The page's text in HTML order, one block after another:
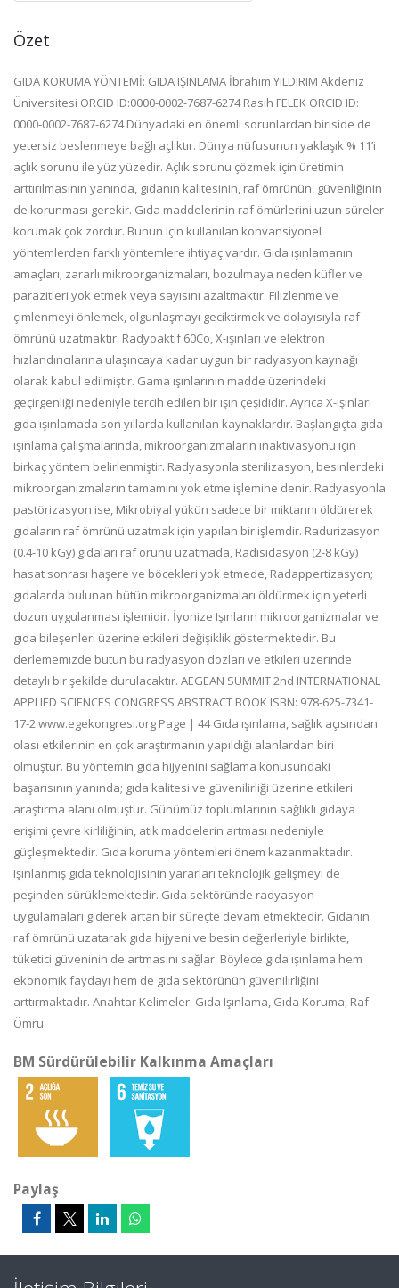
Özet
GIDA KORUMA YÖNTEMİ: GIDA IŞINLAMA İbrahim YILDIRIM Akdeniz
Üniversitesi ORCID ID:0000-0002-7687-6274 Rasih FELEK ORCID ID:
0000-0002-7687-6274 Dünyadaki en önemli sorunlardan biriside de
yetersiz beslenmeye bağlı açlıktır. Dünya nüfusunun yaklaşık % 11’i
açlık sorunu ile yüz yüzedir. Açlık sorunu çözmek için üretimin
arttırılmasının yanında, gıdanın kalitesinin, raf ömrünün, güvenliğinin
de korunması gerekir. Gıda maddelerinin raf ömürlerini uzun süreler
korumak çok zordur. Bunun için kullanılan konvansiyonel
yöntemlerden farklı yöntemlere ihtiyaç vardır. Gıda ışınlamanın
amaçları; zararlı mikroorganizmaları, bozulmaya neden küfler ve
parazitleri yok etmek veya sayısını azaltmaktır. Filizlenme ve
çimlenmeyi önlemek, olgunlaşmayı geciktirmek ve dolayısıyla raf
ömrünü uzatmaktır. Radyoaktif 60Co, X-ışınları ve elektron
hızlandırıcılarına ulaşıncaya kadar uygun bir radyasyon kaynağı
olarak kabul edilmiştir. Gama ışınlarının madde üzerindeki
geçirgenliği nedeniyle tercih edilen bir ışın çeşididir. Ayrıca X-ışınları
gıda ışınlamada son yıllarda kullanılan kaynaklardır. Başlangıçta gıda
ışınlama çalışmalarında, mikroorganizmaların inaktivasyonu için
birkaç yöntem belirlenmiştir. Radyasyonla sterilizasyon, besinlerdeki
mikroorganizmaların tamamını yok etme işlemine denir. Radyasyonla
pastörizasyon ise, Mikrobiyal yükün sadece bir miktarını öldürerek
gıdaların raf ömrünü uzatmak için yapılan bir işlemdir. Radurizasyon
(0.4-10 kGy) gıdaları raf örünü uzatmada, Radisidasyon (2-8 kGy)
hasat sonrası haşere ve böcekleri yok etmede, Radappertizasyon;
gıdalarda bulunan bütün mikroorganizmaları öldürmek için yeterli
dozun uygulanması işlemidir. İyonize Işınların mikroorganizmalar ve
gıda bileşenleri üzerine etkileri değişiklik göstermektedir. Bu
derlememizde bütün bu radyasyon dozları ve etkileri üzerinde
detaylı bir şekilde durulacaktır. AEGEAN SUMMIT 2nd INTERNATIONAL
APPLIED SCIENCES CONGRESS ABSTRACT BOOK ISBN: 978-625-7341-
17-2 www.egekongresi.org Page | 44 Gıda ışınlama, sağlık açısından
olası etkilerinin en çok araştırmanın yapıldığı alanlardan biri
olmuştur. Bu yöntemin gıda hijyenini sağlama konusundaki
başarısının yanında; gıda kalitesi ve güvenilirliği üzerine etkileri
araştırma alanı olmuştur. Günümüz toplumlarının sağlıklı gıdaya
erişimi çevre kirliliğinin, atık maddelerin artması nedeniyle
güçleşmektedir. Gıda koruma yöntemleri önem kazanmaktadır.
Işınlanmış gıda teknolojisinin yararları teknolojik gelişmeyi de
peşinden sürüklemektedir. Gıda sektöründe radyasyon
uygulamaları giderek artan bir süreçte devam etmektedir. Gıdanın
raf ömrünü uzatarak gıda hijyeni ve besin değerleriyle birlikte,
tüketici güveninin de artmasını sağlar. Böylece gıda ışınlama hem
ekonomik faydayı hem de gıda sektörünün güvenilirliğini
arttırmaktadır. Anahtar Kelimeler: Gıda Işınlama, Gıda Koruma, Raf
Ömrü
BM Sürdürülebilir Kalkınma Amaçları
Paylaş